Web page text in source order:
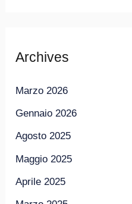
Archives
Marzo 2026
Gennaio 2026
Agosto 2025
Maggio 2025
Aprile 2025